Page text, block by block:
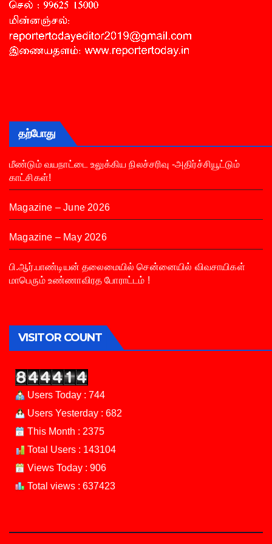
தற்போது
மீண்டும் வயநாட்டை உலுக்கிய நிலச்சரிவு -அதிர்ச்சியூட்டும்
காட்சிகள்!
Magazine – June 2026
Magazine – May 2026
பி.ஆர்.பாண்டியன் தலைமையில் சென்னையில் விவசாயிகள்
மாபெரும் உண்ணாவிரத போராட்டம் !
VISITOR COUNT
Users Today : 744
Users Yesterday : 682
This Month : 2375
Total Users : 143104
Views Today : 906
Total views : 637423